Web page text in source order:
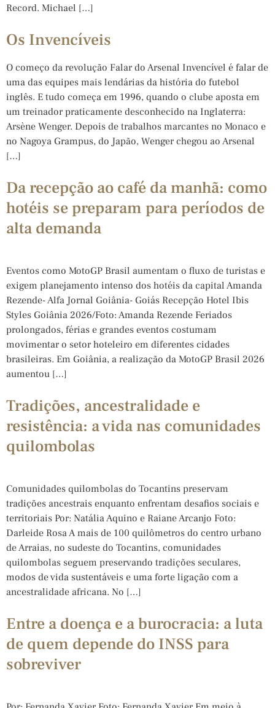
Record. Michael […]
Os Invencíveis
O começo da revolução Falar do Arsenal Invencível é falar de
uma das equipes mais lendárias da história do futebol
inglês. E tudo começa em 1996, quando o clube aposta em
um treinador praticamente desconhecido na Inglaterra:
Arsène Wenger. Depois de trabalhos marcantes no Monaco e
no Nagoya Grampus, do Japão, Wenger chegou ao Arsenal
[…]
Da recepção ao café da manhã: como
hotéis se preparam para períodos de
alta demanda
Eventos como MotoGP Brasil aumentam o fluxo de turistas e
exigem planejamento intenso dos hotéis da capital Amanda
Rezende- Alfa Jornal Goiânia- Goiás Recepção Hotel Ibis
Styles Goiânia 2026/Foto: Amanda Rezende Feriados
prolongados, férias e grandes eventos costumam
movimentar o setor hoteleiro em diferentes cidades
brasileiras. Em Goiânia, a realização da MotoGP Brasil 2026
aumentou […]
Tradições, ancestralidade e
resistência: a vida nas comunidades
quilombolas
Comunidades quilombolas do Tocantins preservam
tradições ancestrais enquanto enfrentam desafios sociais e
territoriais Por: Natália Aquino e Raiane Arcanjo Foto:
Darleide Rosa A mais de 100 quilômetros do centro urbano
de Arraias, no sudeste do Tocantins, comunidades
quilombolas seguem preservando tradições seculares,
modos de vida sustentáveis e uma forte ligação com a
ancestralidade africana. No […]
Entre a doença e a burocracia: a luta
de quem depende do INSS para
sobreviver